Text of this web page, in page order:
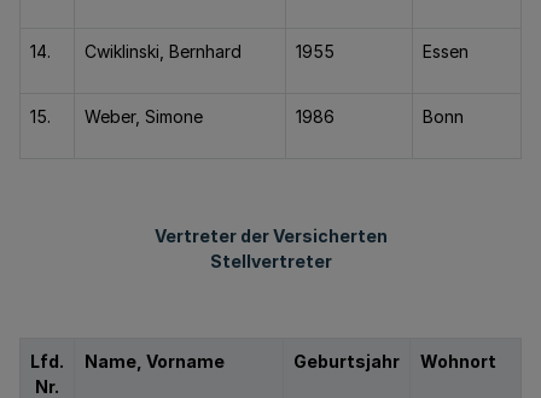
14. Cwiklinski, Bernhard 1955 Essen
15. Weber, Simone 1986 Bonn
Vertreter der Versicherten
Stellvertreter
Lfd.
Nr.
Name, Vorname Geburtsjahr Wohnort